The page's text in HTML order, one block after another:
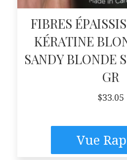
FIBRES
KÉRATINE
SANDY BLONDE
GR
$33.05
Vue